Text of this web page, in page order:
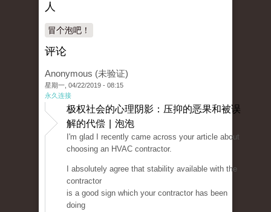
人
冒个泡吧！
评论
Anonymous (未验证)
星期一, 04/22/2019 - 08:15
永久连接
极权社会的心理阴影：压抑的恶果和被误
解的代偿 | 泡泡
I'm glad I recently came across your article about
choosing an HVAC contractor.
I absolutely agree that stability available with the
contractor
is a good sign which your contractor has been
doing